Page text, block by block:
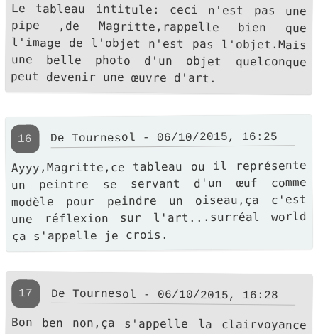
Le tableau intitule: ceci n'est pas une
pipe ,de Magritte,rappelle bien que
l'image de l'objet n'est pas l'objet.Mais
une belle photo d'un objet quelconque
peut devenir une œuvre d'art.
16 De Tournesol - 06/10/2015, 16:25
Ayyy,Magritte,ce tableau ou il représente
un peintre se servant d'un œuf comme
modèle pour peindre un oiseau,ça c'est
une réflexion sur l'art...surréal world
ça s'appelle je crois.
17 De Tournesol - 06/10/2015, 16:28
Bon ben non,ça s'appelle la clairvoyance